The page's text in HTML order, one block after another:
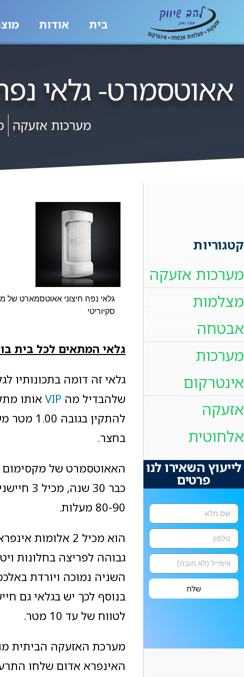
בית אודות
אאוטסמרט- גלאי
מערכות אזעקה
קטגוריות
מערכות אזעקה
מצלמות
אבטחה
מערכות
אינטרקום
אזעקה
אלחוטית
לייעוץ השאירו לנו
פרטים
שלח
גלאי נפח חיצוני אאוטסמארט של
סקיוריטי
גלאי המתאים לכל בית
שלהבדיל מה VIP
להתקין
בחצר.
האאוטסמרט של מקסימום
כבר 30
80-90 מעלות.
הוא מכיל 2
גבוהה לפריצה בחלונות
השניה נמוכה ויורדת
לטווח של עד 10 מטר.
מערכת האזעקה הביתית
האינפרא אדום שלחו